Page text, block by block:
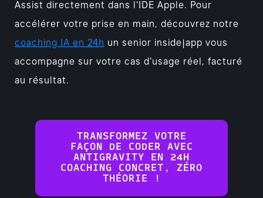
Assist directement dans l'IDE Apple. Pour
accélérer votre prise en main, découvrez notre
coaching IA en 24h un senior inside|app vous
accompagne sur votre cas d'usage réel, facturé
au résultat.
TRANSFORMEZ VOTRE
FAÇON DE CODER AVEC
ANTIGRAVITY EN 24H
COACHING CONCRET, ZÉRO
THÉORIE !